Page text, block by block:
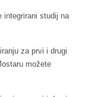
integrirani studij na
za prvi i drugi
možete